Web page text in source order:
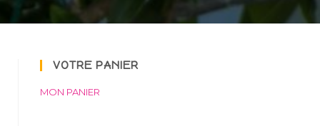
VOTRE PANIER
MON PANIER